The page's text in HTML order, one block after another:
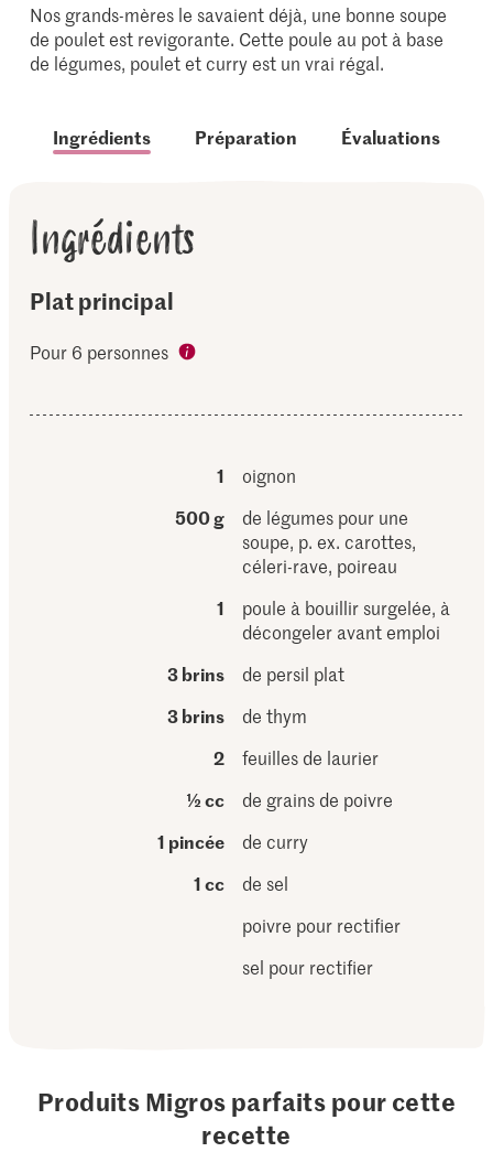
Nos grands-mères le savaient déjà, une bonne soupe
de poulet est revigorante. Cette poule au pot à base
de légumes, poulet et curry est un vrai régal.
Ingrédients Préparation Évaluations
Ingrédients
Plat principal
Pour 6 personnes
1
oignon
500 g
de légumes pour une
soupe, p. ex. carottes,
céleri-rave, poireau
1
poule à bouillir surgelée, à
décongeler avant emploi
3 brins
de persil plat
3 brins
de thym
2
feuilles de laurier
½ cc
de grains de poivre
1 pincée
de curry
1 cc
de sel
poivre pour rectifier
sel pour rectifier
Produits Migros parfaits pour cette
recette